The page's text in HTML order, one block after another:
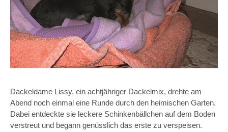
Dackeldame Lissy, ein achtjähriger Dackelmix, drehte am
Abend noch einmal eine Runde durch den heimischen Garten.
Dabei entdeckte sie leckere Schinkenbällchen auf dem Boden
verstreut und begann genüsslich das erste zu verspeisen.